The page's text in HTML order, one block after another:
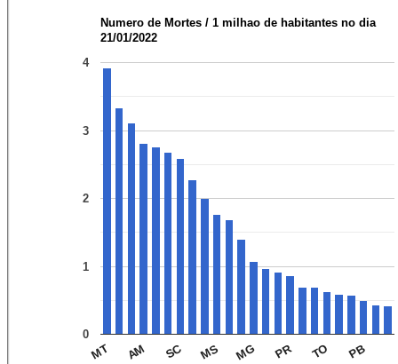
Numero de Mortes / 1 milhao de habitantes no dia
21/01/2022
MT AM SC MS MG PR TO PB
0
1
2
3
4